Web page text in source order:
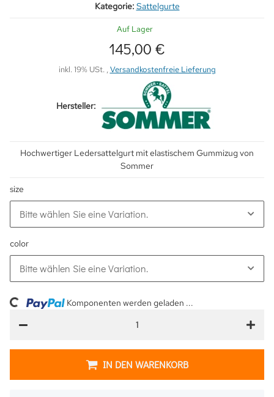
Kategorie: Sattelgurte
Auf Lager
145,00 €
inkl. 19% USt. ,Versandkostenfreie Lieferung
Hersteller:
Hochwertiger Ledersattelgurt mit elastischem Gummizug von
Sommer
size
Bitte wählen Sie eine Variation.
color
Bitte wählen Sie eine Variation.
IN DEN WARENKORB
Komponenten werden geladen ...